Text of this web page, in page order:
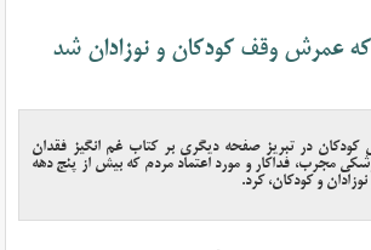
عمرش وقف کودکان و نوزادان شد
در تبریز صفحه دیگری بر کتاب غم انگیز فقدان
مجرب، فداکار و مورد اعتماد مردم که بیش از پنج دهه
و کودکان، کرد.